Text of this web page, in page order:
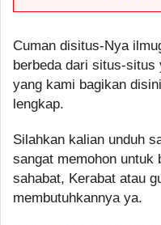
Cuman disitus-Nya
berbeda dari situs-situs
yang kami bagikan
lengkap.
Silahkan kalian unduh
sangat memohon untuk
sahabat, Kerabat atau
membutuhkannya ya.